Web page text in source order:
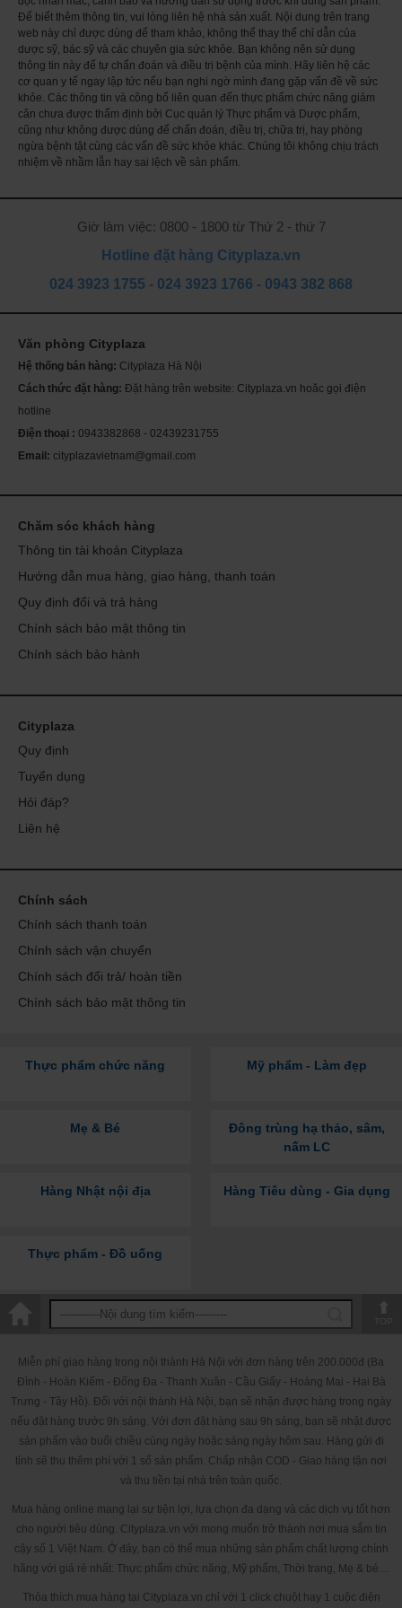
✔ Với việc kích thích quá trình sản sinh Collagen, Vitamin C giúp cho làn
da khỏe mạnh, đàn hồi, tươi trẻ.
Thành phần trong mỗi viên uống Viên uống Puritans Pride Vitamin C 500
mg With Bioflavonoids & Rose Hips 100 viên của Mỹ
Thành phần trong mỗi viên uống
% Giá trị hàng ngày
Vitamin C (dưới dạng axit ascoricic)
500 mg
Citrus Bioflavonoid Complex (Citrus spp.) (Trái cây)
25 mg
Wild Rose Hips (Rosa canina) (trái cây)
14 mg
Thành phần khác:
Cellulose thực vật. Chứa <2%: Silica, Magiê Stearate
- Sản phẩm này không phải là thuốc và không có tác dụng thay thế thuốc
- Để sản phẩm tránh xa tầm tay trẻ em.
- Nên kết hợp với chế độ ăn uống cân bằng lành mạnh khi sử dụng sản
phẩm
Để biết thêm thông tin, vui lòng liên hệ nhà sản xuất. Nội dung trên trang
web này chỉ được dùng để tham khảo, không thể thay thế chỉ dẫn của
dược sỹ, bác sỹ và các chuyên gia sức khỏe. Bạn không nên sử dụng
thông tin này để tự chẩn đoán và điều trị bệnh của mình. Hãy liên hệ các
cơ quan y tế ngay lập tức nếu bạn nghi ngờ mình đang gặp vấn đề về sức
khỏe. Các thông tin và công bố liên quan đến thực phẩm chức năng giảm
cân chưa được thẩm định bởi Cục quản lý Thực phẩm và Dược phẩm,
cũng như không được dùng để chẩn đoán, điều trị, chữa trị, hay phòng
ngừa bệnh tật cùng các vấn đề sức khỏe khác. Chúng tôi không chịu trách
nhiệm về nhầm lẫn hay sai lệch về sản phẩm.
Giờ làm việc: 0800 - 1800 từ Thứ 2 - thứ 7
Hotline đặt hàng Cityplaza.vn
024 3923 1755 - 024 3923 1766 - 0943 382 868
Văn phòng Cityplaza
Hệ thống bán hàng: Cityplaza Hà Nội
Cách thức đặt hàng: Đặt hàng trên website: Cityplaza.vn hoăc gọi điện
hotline
Điện thoại : 0943382868 - 02439231755
Email: cityplazavietnam@gmail.com
Chăm sóc khách hàng
Thông tin tài khoản Cityplaza
Hướng dẫn mua hàng, giao hàng, thanh toán
Quy định đổi và trả hàng
Chính sách bảo mật thông tin
Chính sách bảo hành
Cityplaza
Quy định
Tuyển dụng
Hỏi đáp?
Liên hệ
Chính sách
Chính sách thanh toán
Chính sách vận chuyển
Chính sách đổi trả/ hoàn tiền
Chính sách bảo mật thông tin
Thực phẩm chức năng Mỹ phẩm - Làm đẹp
Mẹ & Bé
Đông trùng hạ thảo, sâm,
nấm LC
Hàng Nhật nội địa Hàng Tiêu dùng - Gia dụng
Thực phẩm - Đồ uống
Miễn phí giao hàng trong nội thành Hà Nội với đơn hàng trên 200.000đ (Ba
Đình - Hoàn Kiếm - Đống Đa - Thanh Xuân - Cầu Giấy - Hoàng Mai - Hai Bà
Trưng - Tây Hồ). Đối với nội thành Hà Nội, bạn sẽ nhận được hàng trong ngày
nếu đặt hàng trước 9h sáng. Với đơn đặt hàng sau 9h sáng, bạn sẽ nhật được
sản phẩm vào buổi chiều cùng ngày hoặc sáng ngày hôm sau. Hàng gửi đi
tỉnh sẽ thu thêm phí với 1 số sản phẩm. Chấp nhận COD - Giao hàng tận nơi
và thu tiền tại nhà trên toàn quốc.
Mua hàng online mang lại sự tiện lợi, lựa chọn đa dạng và các dịch vụ tốt hơn
cho người tiêu dùng. Cityplaza.vn với mong muốn trở thành nơi mua sắm tin
cậy số 1 Việt Nam. Ở đây, bạn có thể mua những sản phẩm chất lượng chính
hãng với giá rẻ nhất: Thực phẩm chức năng, Mỹ phẩm, Thời trang, Mẹ & bé…
Thỏa thích mua hàng tại Cityplaza.vn chỉ với 1 click chuột hay 1 cuộc điện